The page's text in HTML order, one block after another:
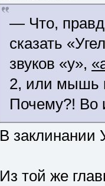
— Что,
сказать
звуков «у»,
2, или мышь
Почему?! Во
В заклинании
Из той же